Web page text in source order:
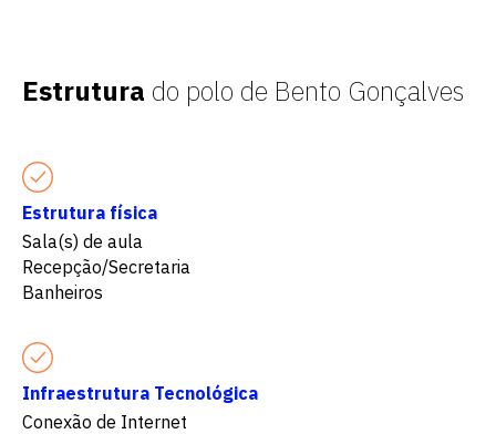
Estrutura do polo de Bento Gonçalves
Estrutura física
Sala(s) de aula
Recepção/Secretaria
Banheiros
Infraestrutura Tecnológica
Conexão de Internet